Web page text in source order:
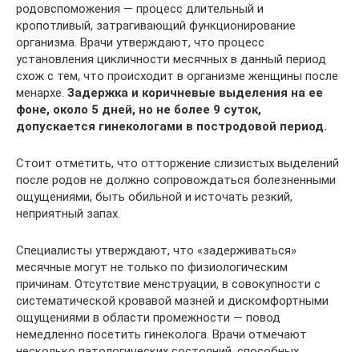
родовспоможения — процесс длительный и
кропотливый, затрагивающий функционирование
организма. Врачи утверждают, что процесс
установления цикличности месячных в данный период
схож с тем, что происходит в организме женщины после
менархе. Задержка и коричневые выделения на ее
фоне, около 5 дней, но не более 9 суток,
допускается гинекологами в постродовой период.
Стоит отметить, что отторжение слизистых выделений
после родов не должно сопровождаться болезненными
ощущениями, быть обильной и источать резкий,
неприятный запах.
Специалисты утверждают, что «задерживаться»
месячные могут не только по физиологическим
причинам. Отсутствие менструации, в совокупности с
систематической кровавой мазней и дискомфортными
ощущениями в области промежности — повод
немедленно посетить гинеколога. Врачи отмечают